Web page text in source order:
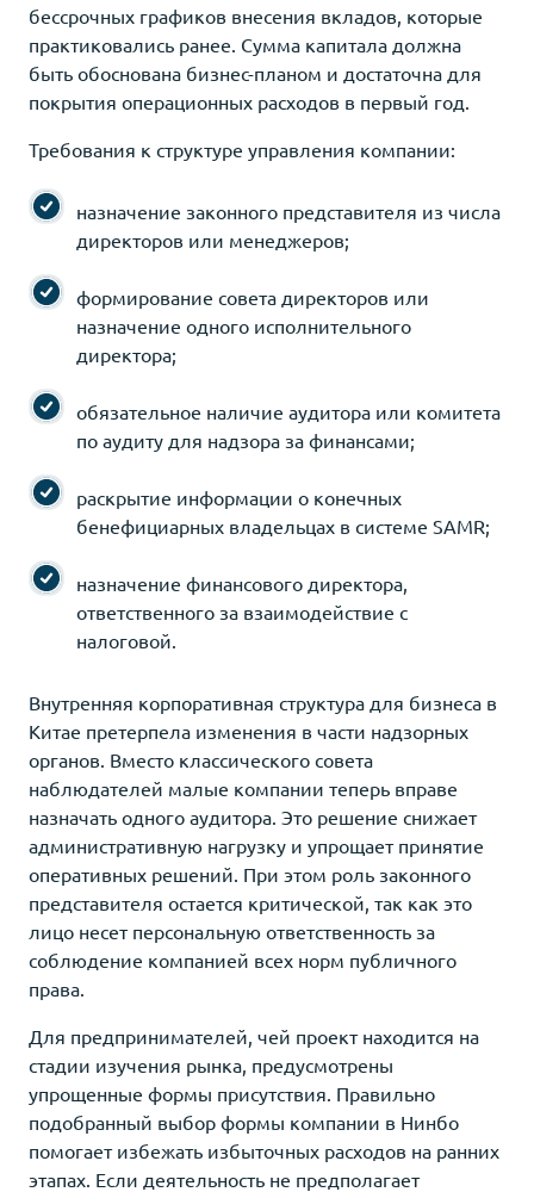
бессрочных графиков внесения вкладов, которые
практиковались ранее. Сумма капитала должна
быть обоснована бизнес-планом и достаточна для
покрытия операционных расходов в первый год.
Требования к структуре управления компании:
назначение законного представителя из числа
директоров или менеджеров;
формирование совета директоров или
назначение одного исполнительного
директора;
обязательное наличие аудитора или комитета
по аудиту для надзора за финансами;
раскрытие информации о конечных
бенефициарных владельцах в системе SAMR;
назначение финансового директора,
ответственного за взаимодействие с
налоговой.
Внутренняя корпоративная структура для бизнеса в
Китае претерпела изменения в части надзорных
органов. Вместо классического совета
наблюдателей малые компании теперь вправе
назначать одного аудитора. Это решение снижает
административную нагрузку и упрощает принятие
оперативных решений. При этом роль законного
представителя остается критической, так как это
лицо несет персональную ответственность за
соблюдение компанией всех норм публичного
права.
Для предпринимателей, чей проект находится на
стадии изучения рынка, предусмотрены
упрощенные формы присутствия. Правильно
подобранный выбор формы компании в Нинбо
помогает избежать избыточных расходов на ранних
этапах. Если деятельность не предполагает